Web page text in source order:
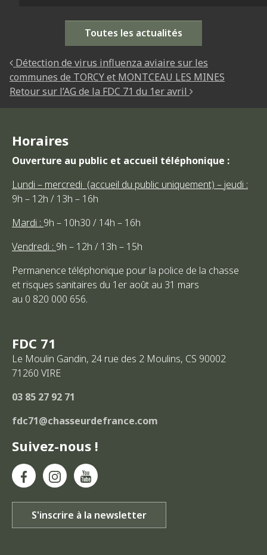
Toutes les actualités
NAVIGATION DES ARTICLES
Détection de virus influenza aviaire sur les
communes de TORCY et MONTCEAU LES MINES
Retour sur l’AG de la FDC 71 du 1er avril
FDC 71
Le Moulin Gandin, 24 rue des 2 Moulins, CS 90002
71260 VIRE
03 85 27 92 71
fdc71@chasseurdefrance.com
Suivez-nous !
Horaires
Ouverture au public et accueil téléphonique :
Lundi – mercredi (accueil du public uniquement) – jeudi :
9h – 12h / 13h – 16h
Mardi : 9h – 10h30 / 14h – 16h
Vendredi : 9h – 12h / 13h – 15h
Permanence téléphonique pour la police de la chasse
et risques sanitaires du 1er août au 31 mars
au 0 820 000 656.